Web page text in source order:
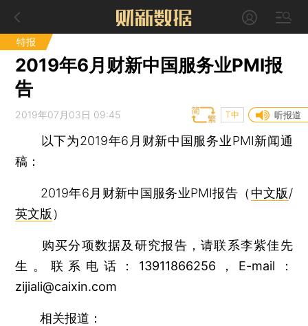
特报
2019年6月财新中国服务业PMI报
告
2019年07月03日 09:45 听报道
T中
以下为2019年6月财新中国服务业PMI新闻通
稿：
2019年6月财新中国服务业PMI报告（ 中文版/
英文版 ）
购买分项数据及研究报告，请联系李紫佳先
生。联系电话：13911866256，E-mail：
zijiali@caixin.com
相关报道：